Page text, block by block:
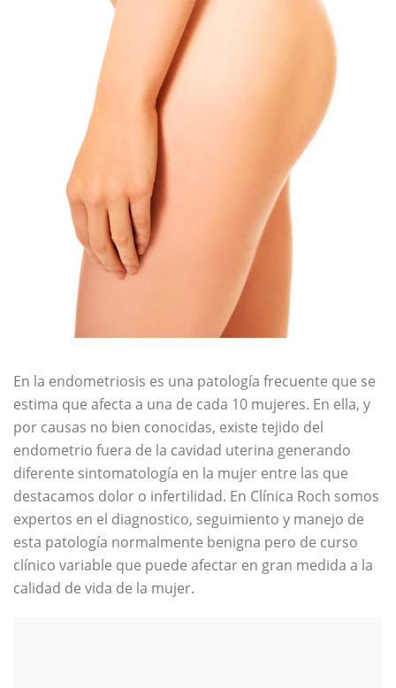
En la endometriosis es una patología frecuente que se
estima que afecta a una de cada 10 mujeres. En ella, y
por causas no bien conocidas, existe tejido del
endometrio fuera de la cavidad uterina generando
diferente sintomatología en la mujer entre las que
destacamos dolor o infertilidad. En Clínica Roch somos
expertos en el diagnostico, seguimiento y manejo de
esta patología normalmente benigna pero de curso
clínico variable que puede afectar en gran medida a la
calidad de vida de la mujer.